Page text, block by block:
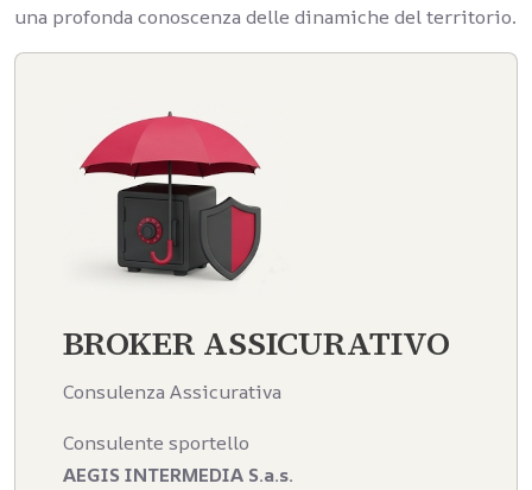
una profonda conoscenza delle dinamiche del territorio.
BROKER ASSICURATIVO
Consulenza Assicurativa
Consulente sportello
AEGIS INTERMEDIA S.a.s.